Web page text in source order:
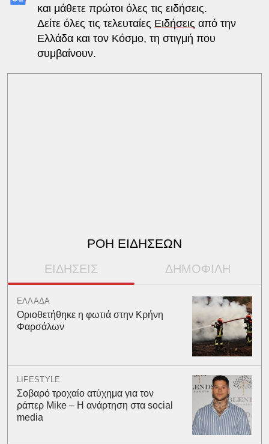
και μάθετε πρώτοι όλες τις ειδήσεις.
Δείτε όλες τις τελευταίες Ειδήσεις από την
Ελλάδα και τον Κόσμο, τη στιγμή που
συμβαίνουν.
ΡΟΗ ΕΙΔΗΣΕΩΝ
ΕΙΔΗΣΕΙΣ ΔΗΜΟΦΙΛΗ
ΕΛΛΑΔΑ
Οριοθετήθηκε η φωτιά στην Κρήνη
Φαρσάλων
LIFESTYLE
Σοβαρό τροχαίο ατύχημα για τον
ράπερ Mike – Η ανάρτηση στα social
media